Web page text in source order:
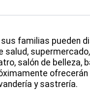
familias pueden
salud,
salón de belleza,
ofrecerán
y sastrería.